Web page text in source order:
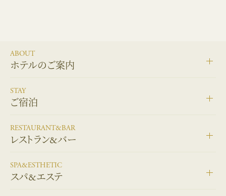
ABOUT
ホテルのご案内
STAY
ご宿泊
RESTAURANT&BAR
レストラン&バー
SPA&ESTHETIC
スパ&エステ